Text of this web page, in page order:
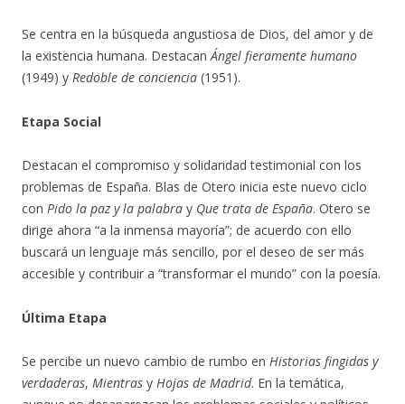
Se centra en la búsqueda angustiosa de Dios, del amor y de
la existencia humana. DestacanÁngel fieramente humano
(1949) y Redoble de conciencia (1951).
Etapa Social
Destacan el compromiso y solidaridad testimonial con los
problemas de España. Blas de Otero inicia este nuevo ciclo
con Pido la paz y la palabra y Que trata de España. Otero se
dirige ahora “a la inmensa mayoría”; de acuerdo con ello
buscará un lenguaje más sencillo, por el deseo de ser más
accesible y contribuir a “transformar el mundo” con la poesía.
Última Etapa
Se percibe un nuevo cambio de rumbo en Historias fingidas y
verdaderas, Mientras y Hojas de Madrid. En la temática,